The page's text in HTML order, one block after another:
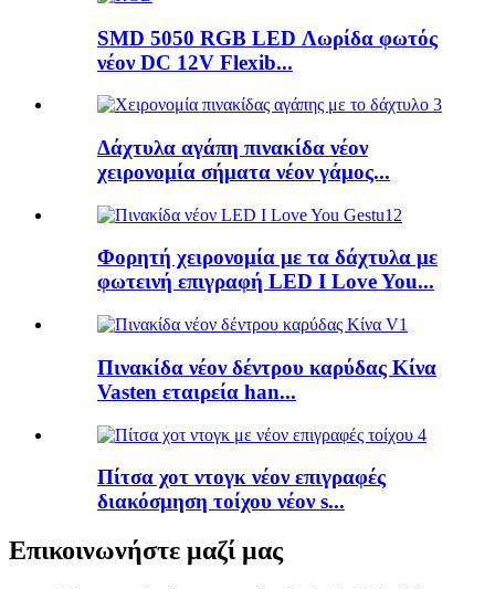
SMD 5050 RGB LED Λωρίδα φωτός
νέον DC 12V Flexib...
Δάχτυλα αγάπη πινακίδα νέον
χειρονομία σήματα νέον γάμος...
Φορητή χειρονομία με τα δάχτυλα με
φωτεινή επιγραφή LED I Love You...
Πινακίδα νέον δέντρου καρύδας Κίνα
Vasten εταιρεία han...
Πίτσα χοτ ντογκ νέον επιγραφές
διακόσμηση τοίχου νέον s...
Επικοινωνήστε μαζί μας